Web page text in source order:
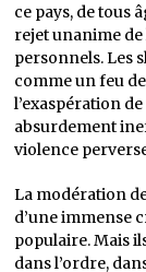
ce pays, de tous
rejet unanime de
personnels. Les
comme un feu
l’exaspération
absurdement
violence
La modération
d’une immense
populaire. Mais
dans l’ordre,